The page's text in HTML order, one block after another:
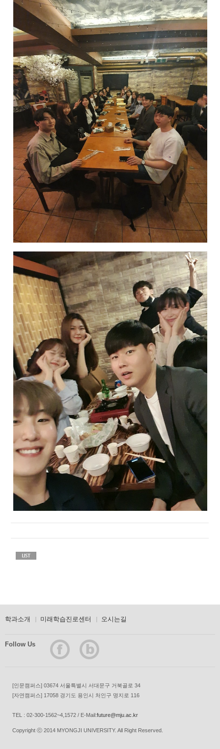
학과소개 미래학습진로센터 오시는길
Follow Us
[인문캠퍼스] 03674 서울특별시 서대문구 거북골로 34
[자연캠퍼스] 17058 경기도 용인시 처인구 명지로 116
TEL : 02-300-1562~4,1572 / E-Mail:future@mju.ac.kr
Copyright ⓒ 2014 MYONGJI UNIVERSITY. All Right Reserved.